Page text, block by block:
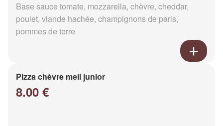
Base sauce tomate, mozzarella, chèvre, cheddar,
poulet, viande hachée, champignons de paris,
pommes de terre
Pizza chèvre meil junior
8.00 €